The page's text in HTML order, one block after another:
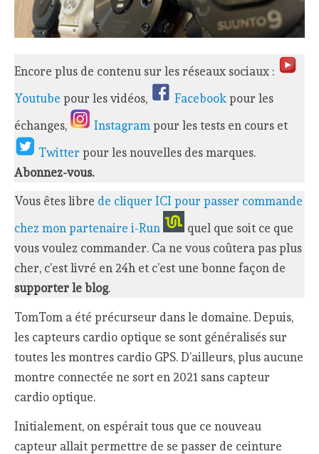
Encore plus de contenu sur les réseaux sociaux :
Youtube pour les vidéos, Facebookpour les
échanges,
Instagrampour les tests en cours et
Twitterpour les nouvelles des marques.
Abonnez-vous.
Vous êtes libre de cliquer ICI pour passer commande
chez mon partenaire i-Run
quel que soit ce que
vous voulez commander. Ca ne vous coûtera pas plus
cher, c’est livré en 24h et c’est une bonne façon de
supporter le blog.
TomTom a été précurseur dans le domaine. Depuis,
les capteurs cardio optique se sont généralisés sur
toutes les montres cardio GPS. D’ailleurs, plus aucune
montre connectée ne sort en 2021 sans capteur
cardio optique.
Initialement, on espérait tous que ce nouveau
capteur allait permettre de se passer de ceinture